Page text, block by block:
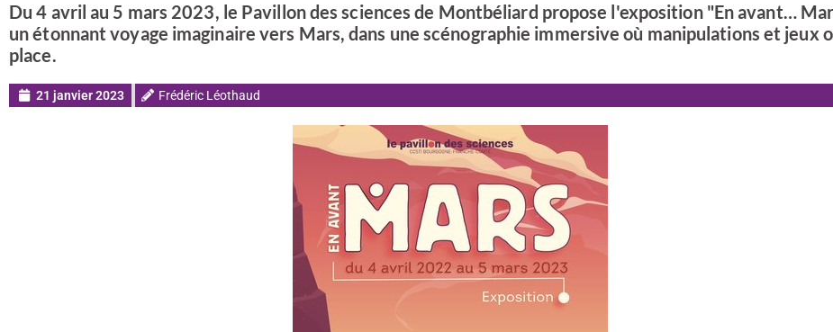
Du 4 avril au 5 mars 2023, le Pavillon des sciences de Montbéliard propose l'exposition "En avant…
un étonnant voyage imaginaire vers Mars, dans une scénographie immersive où manipulations et jeux
place.
21 janvier 2023 Frédéric Léothaud